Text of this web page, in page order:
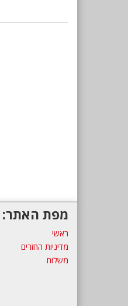
מפת האתר:
ראשי
מדיניות החזרים
משלוח